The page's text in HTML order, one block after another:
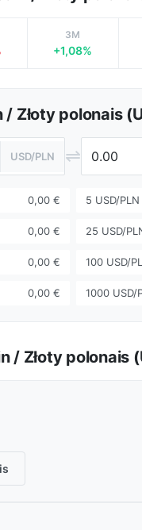
3M
+1,08%
Złoty polonais
USD/PLN ⇌
0,00 € 5 USD/PLN
0,00 € 25 USD/
0,00 € 100 USD/
0,00 € 1000 USD/
/ Złoty polonais